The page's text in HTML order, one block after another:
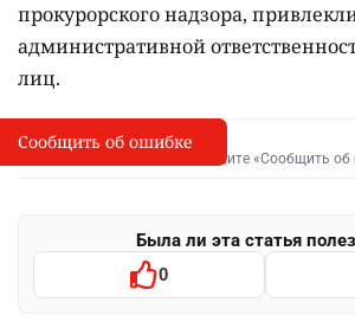
прокурорского надзора,
административной
лиц.
I
Сообщить об опечатке
Выделите фрагмент и нажмите «Сообщить об
Была ли эта статья
0
Сообщить об ошибке